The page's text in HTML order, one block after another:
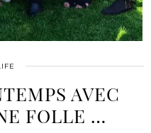
AVEC
FOLLE …